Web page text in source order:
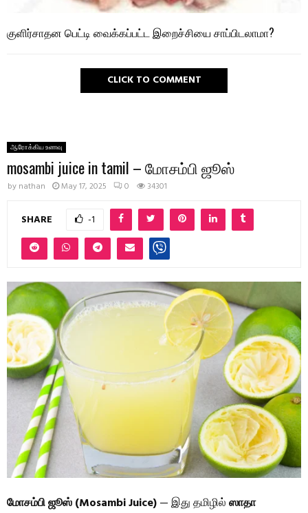
குளிர்சாதன பெட்டி வைக்கப்பட்ட இறைச்சியை சாப்பிடலாமா?
CLICK TO COMMENT
ஆரோக்கிய உணவு
mosambi juice in tamil – மோசம்பி ஜூஸ்
by nathan May 17, 2025 0 34301
SHARE -1
மோசம்பி ஜூஸ் (Mosambi Juice)— இது தமிழில்ஸாதா